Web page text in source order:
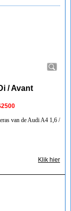
/ Avant
van de Audi A4 1,6 /
Klik hier